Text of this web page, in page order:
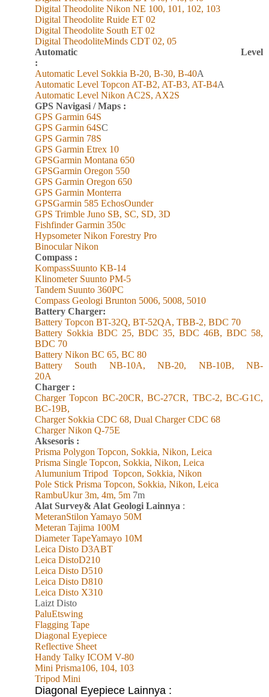
Digital Theodolite Nikon NE 100, 101, 102, 103
Digital Theodolite Ruide ET 02
Digital Theodolite South ET 02
Digital TheodoliteMinds CDT 02, 05
Automatic Level
:
Automatic Level Sokkia B-20, B-30, B-40A
Automatic Level Topcon AT-B2, AT-B3, AT-B4A
Automatic Level Nikon AC2S, AX2S
GPS Navigasi / Maps :
GPS Garmin 64S
GPS Garmin 64SC
GPS Garmin 78S
GPS Garmin Etrex 10
GPSGarmin Montana 650
GPSGarmin Oregon 550
GPS Garmin Oregon 650
GPS Garmin Monterra
GPSGarmin 585 EchosOunder
GPS Trimble Juno SB, SC, SD, 3D
Fishfinder Garmin 350c
Hypsometer Nikon Forestry Pro
Binocular Nikon
Compass :
KompassSuunto KB-14
Klinometer Suunto PM-5
Tandem Suunto 360PC
Compass Geologi Brunton 5006, 5008, 5010
Battery Charger:
Battery Topcon BT-32Q, BT-52QA, TBB-2, BDC 70
Battery Sokkia BDC 25, BDC 35, BDC 46B, BDC 58,
BDC 70
Battery Nikon BC 65, BC 80
Battery South NB-10A, NB-20, NB-10B, NB-
20A
Charger :
Charger Topcon BC-20CR, BC-27CR, TBC-2, BC-G1C,
BC-19B,
Charger Sokkia CDC 68, Dual Charger CDC 68
Charger Nikon Q-75E
Aksesoris :
Prisma Polygon Topcon, Sokkia, Nikon, Leica
Prisma Single Topcon, Sokkia, Nikon, Leica
Alumunium Tripod Topcon, Sokkia, Nikon
Pole Stick Prisma Topcon, Sokkia, Nikon, Leica
RambuUkur 3m, 4m, 5m 7m
Alat Survey& Alat Geologi Lainnya :
MeteranStilon Yamayo 50M
Meteran Tajima 100M
Diameter TapeYamayo 10M
Leica Disto D3ABT
Leica DistoD210
Leica Disto D510
Leica Disto D810
Leica Disto X310
Laizt Disto
PaluEtswing
Flagging Tape
Diagonal Eyepiece
Reflective Sheet
Handy Talky ICOM V-80
Mini Prisma106, 104, 103
Tripod Mini
Diagonal Eyepiece Lainnya :